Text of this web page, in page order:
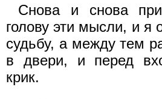
Снова и снова
голову эти мысли, и я
судьбу, а между тем
в двери, и перед
крик.